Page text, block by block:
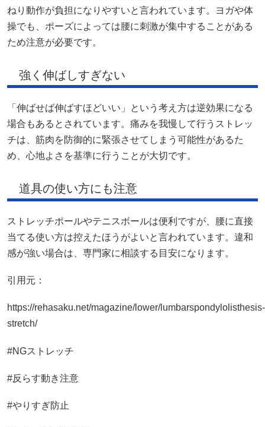
ねり動作が負担になりやすいと言われています。ヨガや体
操でも、ポーズによっては腰に刺激が集中することがある
ため注意が必要です。
強く伸ばしすぎない
「伸ばせば伸ばすほどいい」という考え方は逆効果になる
場合もあるとされています。痛みを我慢して行うストレッ
チは、筋肉を防御的に緊張させてしまう可能性があるた
め、心地よさを基準に行うことが大切です。
道具の使い方にも注意
ストレッチポールやテニスボールは便利ですが、腰に直接
当てる使い方は控えたほうがよいと言われています。違和
感が強い場合は、専門家に相談する目安になります。
引用元：
https://rehasaku.net/magazine/lower/lumbarspondylolisthesis-
stretch/
#NGストレッチ
#反らす動き注意
#やりすぎ防止